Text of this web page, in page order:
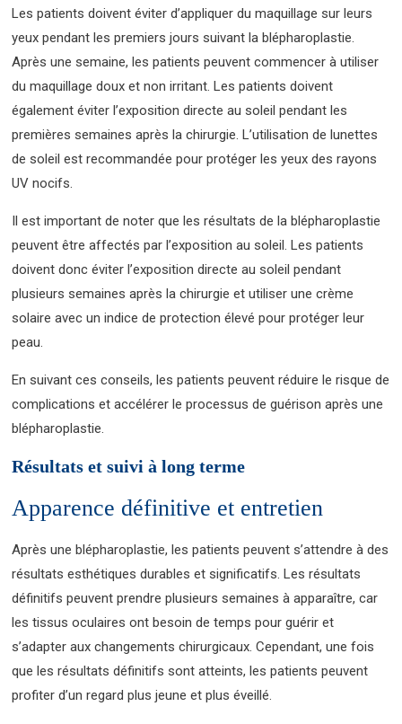
Les patients doivent éviter d’appliquer du maquillage sur leurs
yeux pendant les premiers jours suivant la blépharoplastie.
Après une semaine, les patients peuvent commencer à utiliser
du maquillage doux et non irritant. Les patients doivent
également éviter l’exposition directe au soleil pendant les
premières semaines après la chirurgie. L’utilisation de lunettes
de soleil est recommandée pour protéger les yeux des rayons
UV nocifs.
Il est important de noter que les résultats de la blépharoplastie
peuvent être affectés par l’exposition au soleil. Les patients
doivent donc éviter l’exposition directe au soleil pendant
plusieurs semaines après la chirurgie et utiliser une crème
solaire avec un indice de protection élevé pour protéger leur
peau.
En suivant ces conseils, les patients peuvent réduire le risque de
complications et accélérer le processus de guérison après une
blépharoplastie.
Résultats et suivi à long terme
Apparence définitive et entretien
Après une blépharoplastie, les patients peuvent s’attendre à des
résultats esthétiques durables et significatifs. Les résultats
définitifs peuvent prendre plusieurs semaines à apparaître, car
les tissus oculaires ont besoin de temps pour guérir et
s’adapter aux changements chirurgicaux. Cependant, une fois
que les résultats définitifs sont atteints, les patients peuvent
profiter d’un regard plus jeune et plus éveillé.